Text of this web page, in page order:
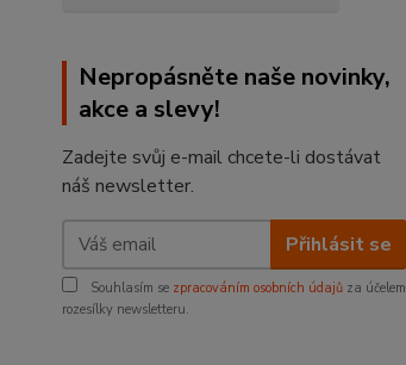
Nepropásněte naše novinky,
akce a slevy!
Zadejte svůj e-mail chcete-li dostávat
náš newsletter.
Přihlásit se
Souhlasím se zpracováním osobních údajů za účelem
rozesílky newsletteru.